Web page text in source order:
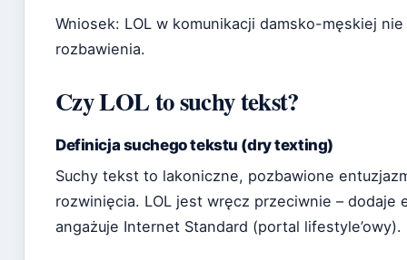
Wniosek: LOL w komunikacji damsko-męskiej
rozbawienia.
Czy LOL to suchy tekst?
Definicja suchego tekstu (dry texting)
Suchy tekst to lakoniczne, pozbawione
rozwinięcia. LOL jest wręcz przeciwnie – dodaje
angażuje Internet Standard (portal lifestyle’owy).